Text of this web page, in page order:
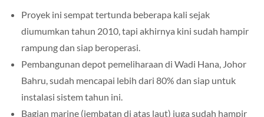
Proyek ini sempat tertunda beberapa kali sejak
diumumkan tahun 2010, tapi akhirnya kini sudah hampir
rampung dan siap beroperasi.
Pembangunan depot pemeliharaan di Wadi Hana, Johor
Bahru, sudah mencapai lebih dari 80% dan siap untuk
instalasi sistem tahun ini.
Bagian marine (jembatan di atas laut) juga sudah hampir